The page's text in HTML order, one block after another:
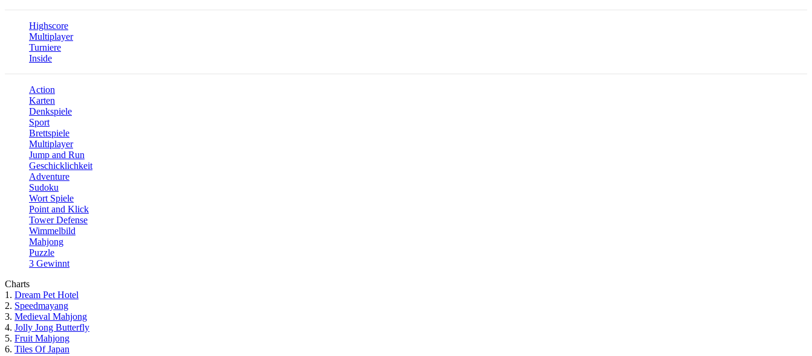
Highscore
Multiplayer
Turniere
Inside
Action
Karten
Denkspiele
Sport
Brettspiele
Multiplayer
Jump and Run
Geschicklichkeit
Adventure
Sudoku
Wort Spiele
Point and Klick
Tower Defense
Wimmelbild
Mahjong
Puzzle
3 Gewinnt
Charts
1. Dream Pet Hotel
2. Speedmayang
3. Medieval Mahjong
4. Jolly Jong Butterfly
5. Fruit Mahjong
6. Tiles Of Japan